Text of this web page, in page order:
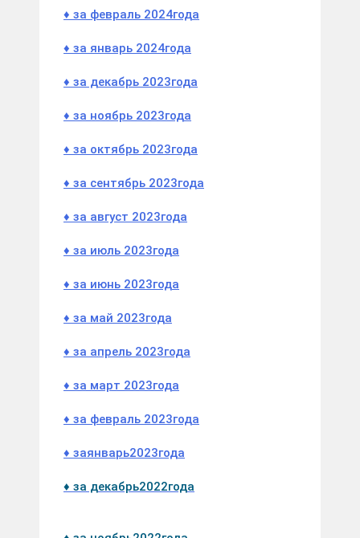
♦ за февраль 2024года
♦ за январь 2024года
♦ за декабрь 2023года
♦ за ноябрь 2023года
♦ за октябрь 2023года
♦ за сентябрь 2023года
♦ за август 2023года
♦ за июль 2023года
♦ за июнь 2023года
♦ за май 2023года
♦ за апрель 2023года
♦ за март 2023года
♦ за февраль 2023года
♦ заянварь2023года
♦ за декабрь2022года